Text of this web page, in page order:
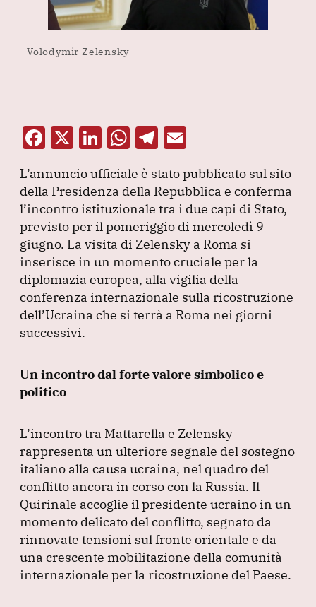
Volodymir Zelensky
F
c
e
b
o
o
k
X Li
k
e
dI
n
W
h
at
s
A
p
p
T
e
gr
a
m
ai
l
L’annuncio ufficiale è stato pubblicato sul sito
della Presidenza della Repubblica e conferma
l’incontro istituzionale tra i due capi di Stato,
previsto per il pomeriggio di mercoledì 9
giugno. La visita di Zelensky a Roma si
inserisce in un momento cruciale per la
diplomazia europea, alla vigilia della
conferenza internazionale sulla ricostruzione
dell’Ucraina che si terrà a Roma nei giorni
successivi.
Un incontro dal forte valore simbolico e
politico
L’incontro tra Mattarella e Zelensky
rappresenta un ulteriore segnale del sostegno
italiano alla causa ucraina, nel quadro del
conflitto ancora in corso con la Russia. Il
Quirinale accoglie il presidente ucraino in un
momento delicato del conflitto, segnato da
rinnovate tensioni sul fronte orientale e da
una crescente mobilitazione della comunità
internazionale per la ricostruzione del Paese.